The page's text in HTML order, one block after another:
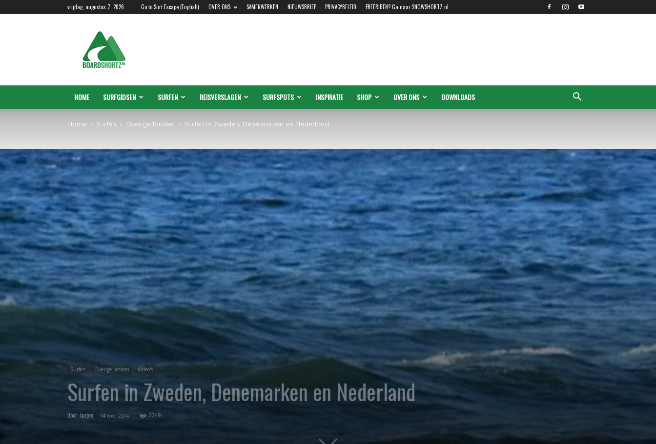
vrijdag, augustus 7, 2026 Go to Surf Escape (English) OVER ONS SAMENWERKEN NIEUWSBRIEF PRIVACYBELEID FREERIDEN? Ga naar SNOWSHORTZ.nl
HOME SURFGIDSEN SURFEN REISVERSLAGEN SURFSPOTS INSPIRATIE SHOP OVER ONS DOWNLOADS
Home Surfen Overige landen Surfen in Zweden, Denemarken en Nederland
Surfen Overige landen Video's
Surfen in Zweden, Denemarken en Nederland
Door Jurjen - 14 mei 2014 2249